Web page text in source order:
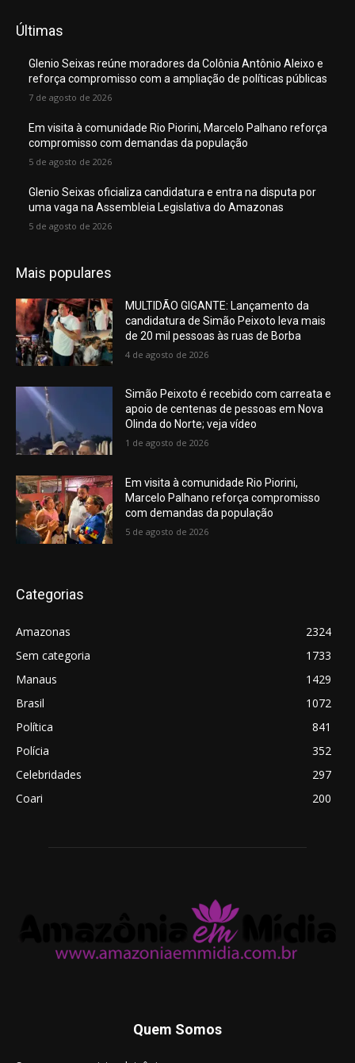
Últimas
Glenio Seixas reúne moradores da Colônia Antônio Aleixo e
reforça compromisso com a ampliação de políticas públicas
7 de agosto de 2026
Em visita à comunidade Rio Piorini, Marcelo Palhano reforça
compromisso com demandas da população
5 de agosto de 2026
Glenio Seixas oficializa candidatura e entra na disputa por
uma vaga na Assembleia Legislativa do Amazonas
5 de agosto de 2026
Mais populares
MULTIDÃO GIGANTE: Lançamento da
candidatura de Simão Peixoto leva mais
de 20 mil pessoas às ruas de Borba
4 de agosto de 2026
Simão Peixoto é recebido com carreata e
apoio de centenas de pessoas em Nova
Olinda do Norte; veja vídeo
1 de agosto de 2026
Em visita à comunidade Rio Piorini,
Marcelo Palhano reforça compromisso
com demandas da população
5 de agosto de 2026
Categorias
Amazonas
2324
Sem categoria
1733
Manaus
1429
Brasil
1072
Política
841
Polícia
352
Celebridades
297
Coari
200
Quem Somos